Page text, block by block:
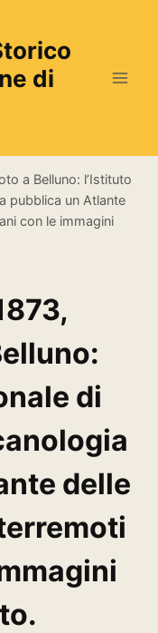
di
a Belluno: l’Istituto
pubblica un Atlante
con le immagini
di
delle